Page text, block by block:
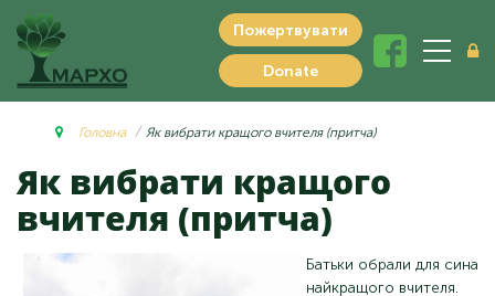
Пожертвувати
Donate
Головна Як вибрати кращого вчителя (притча)
Як вибрати кращого
вчителя (притча)
Батьки обрали для сина
найкращого вчителя.